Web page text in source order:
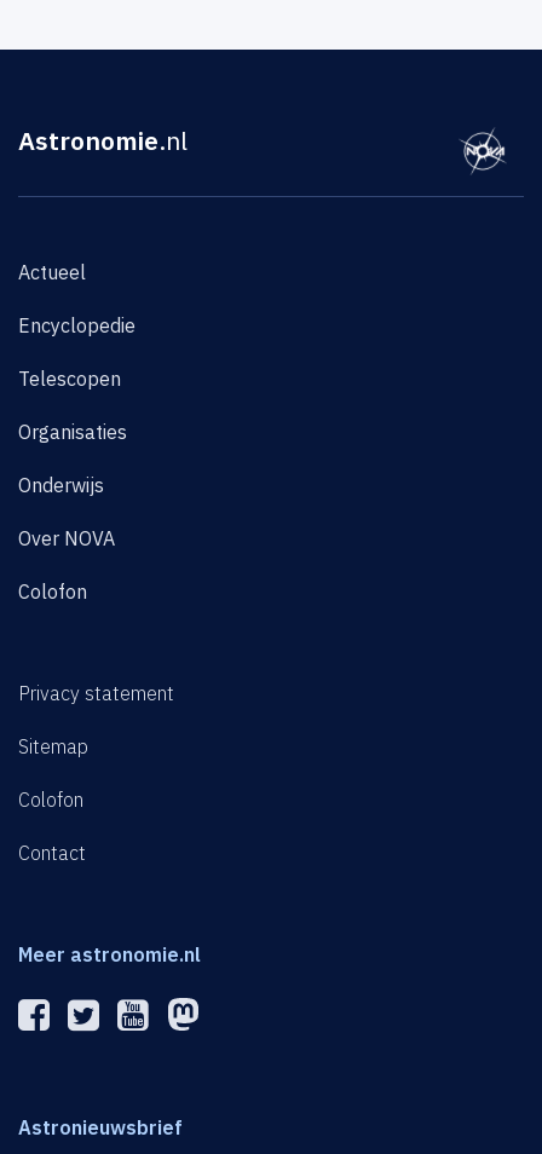
Astronomie.nl
Actueel
Encyclopedie
Telescopen
Organisaties
Onderwijs
Over NOVA
Colofon
Privacy statement
Sitemap
Colofon
Contact
Meer astronomie.nl
Astronieuwsbrief